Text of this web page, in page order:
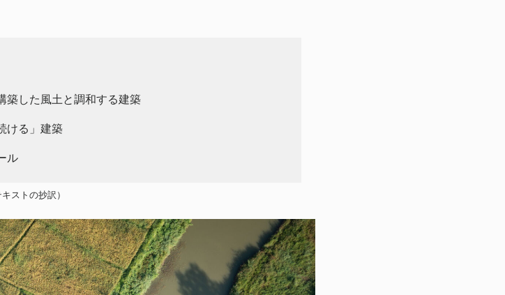
築した風土と調和する建築
ける」建築
ル
ストの抄訳）